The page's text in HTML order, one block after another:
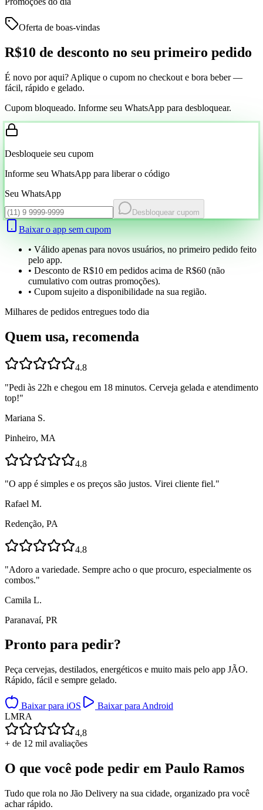
Oferta de boas-vindas
R$10 de desconto no seu primeiro pedido
É novo por aqui? Aplique o cupom no checkout e bora beber —
fácil, rápido e gelado.
Cupom bloqueado. Informe seu WhatsApp para desbloquear.
Desbloqueie seu cupom
Informe seu WhatsApp para liberar o código
Seu WhatsApp
Desbloquear cupom
Baixar o app sem cupom
• Válido apenas para novos usuários, no primeiro pedido feito
pelo app.
• Desconto de R$10 em pedidos acima de R$60 (não
cumulativo com outras promoções).
• Cupom sujeito a disponibilidade na sua região.
Milhares de pedidos entregues todo dia
Quem usa, recomenda
4.8
"Pedi às 22h e chegou em 18 minutos. Cerveja gelada e atendimento
top!"
Mariana S.
Pinheiro, MA
4.8
"O app é simples e os preços são justos. Virei cliente fiel."
Rafael M.
Redenção, PA
4.8
"Adoro a variedade. Sempre acho o que procuro, especialmente os
combos."
Camila L.
Paranavaí, PR
Pronto para pedir?
Peça cervejas, destilados, energéticos e muito mais pelo app JÃO.
Rápido, fácil e sempre gelado.
Baixar para iOS
Baixar para Android
LMRA
4,8
+ de 12 mil avaliações
O que você pode pedir em Paulo Ramos
Tudo que rola no Jão Delivery na sua cidade, organizado pra você
achar rápido.